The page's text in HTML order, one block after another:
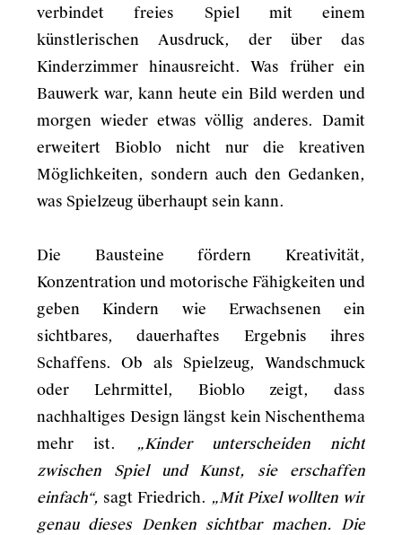
verbindet freies Spiel mit einem
künstlerischen Ausdruck, der über das
Kinderzimmer hinausreicht. Was früher ein
Bauwerk war, kann heute ein Bild werden und
morgen wieder etwas völlig anderes. Damit
erweitert Bioblo nicht nur die kreativen
Möglichkeiten, sondern auch den Gedanken,
was Spielzeug überhaupt sein kann.
Die Bausteine fördern Kreativität,
Konzentration und motorische Fähigkeiten und
geben Kindern wie Erwachsenen ein
sichtbares, dauerhaftes Ergebnis ihres
Schaffens. Ob als Spielzeug, Wandschmuck
oder Lehrmittel, Bioblo zeigt, dass
nachhaltiges Design längst kein Nischenthema
mehr ist.
„Kinder unterscheiden nicht
zwischen Spiel und Kunst, sie erschaffen
einfach“, sagt Friedrich. „Mit Pixel wollten wir
genau dieses Denken sichtbar machen. Die